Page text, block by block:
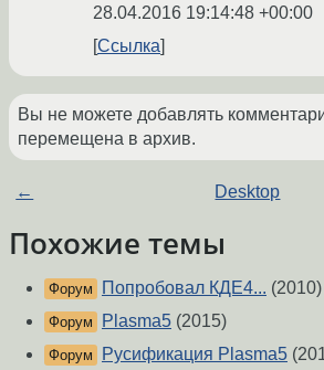
28.04.2016 19:14:48 +00:00
Ссылка
Вы не можете добавлять
перемещена в архив.
← Desktop
Похожие темы
Форум Попробовал КДЕ4... (2010)
Форум Plasma5 (2015)
Форум Русификация Plasma5